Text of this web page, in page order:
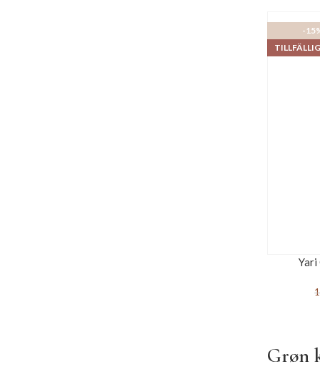
-
Yari
Grøn